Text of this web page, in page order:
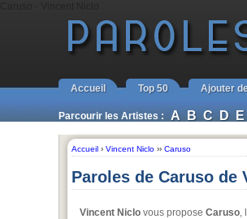
Accueil Top 50 Ajouter
Parcourir les Artistes : A B C D E
Accueil › Vincent Niclo ›› Caruso
Paroles de Caruso de
Vincent Niclo vous propose Caruso,